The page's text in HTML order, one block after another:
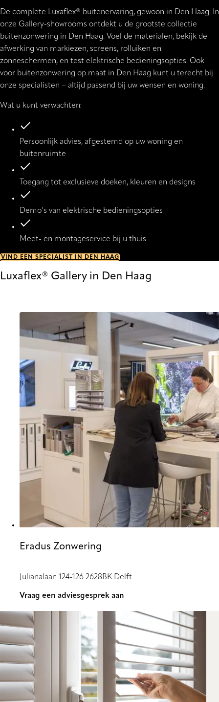
De complete Luxaflex® buitenervaring, gewoon in Den Haag. In
onze Gallery-showrooms ontdekt u de grootste collectie
buitenzonwering in Den Haag. Voel de materialen, bekijk de
afwerking van markiezen, screens, rolluiken en
zonneschermen, en test elektrische bedieningsopties. Ook
voor buitenzonwering op maat in Den Haag kunt u terecht bij
onze specialisten – altijd passend bij uw wensen en woning.
Wat u kunt verwachten:
Persoonlijk advies, afgestemd op uw woning en
buitenruimte
Toegang tot exclusieve doeken, kleuren en designs
Demo’s van elektrische bedieningsopties
Meet- en montageservice bij u thuis
VIND EEN SPECIALIST IN DEN HAAG
Luxaflex® Gallery in Den Haag
Eradus Zonwering
Julianalaan 124-126 2628BK Delft
Vraag een adviesgesprek aan